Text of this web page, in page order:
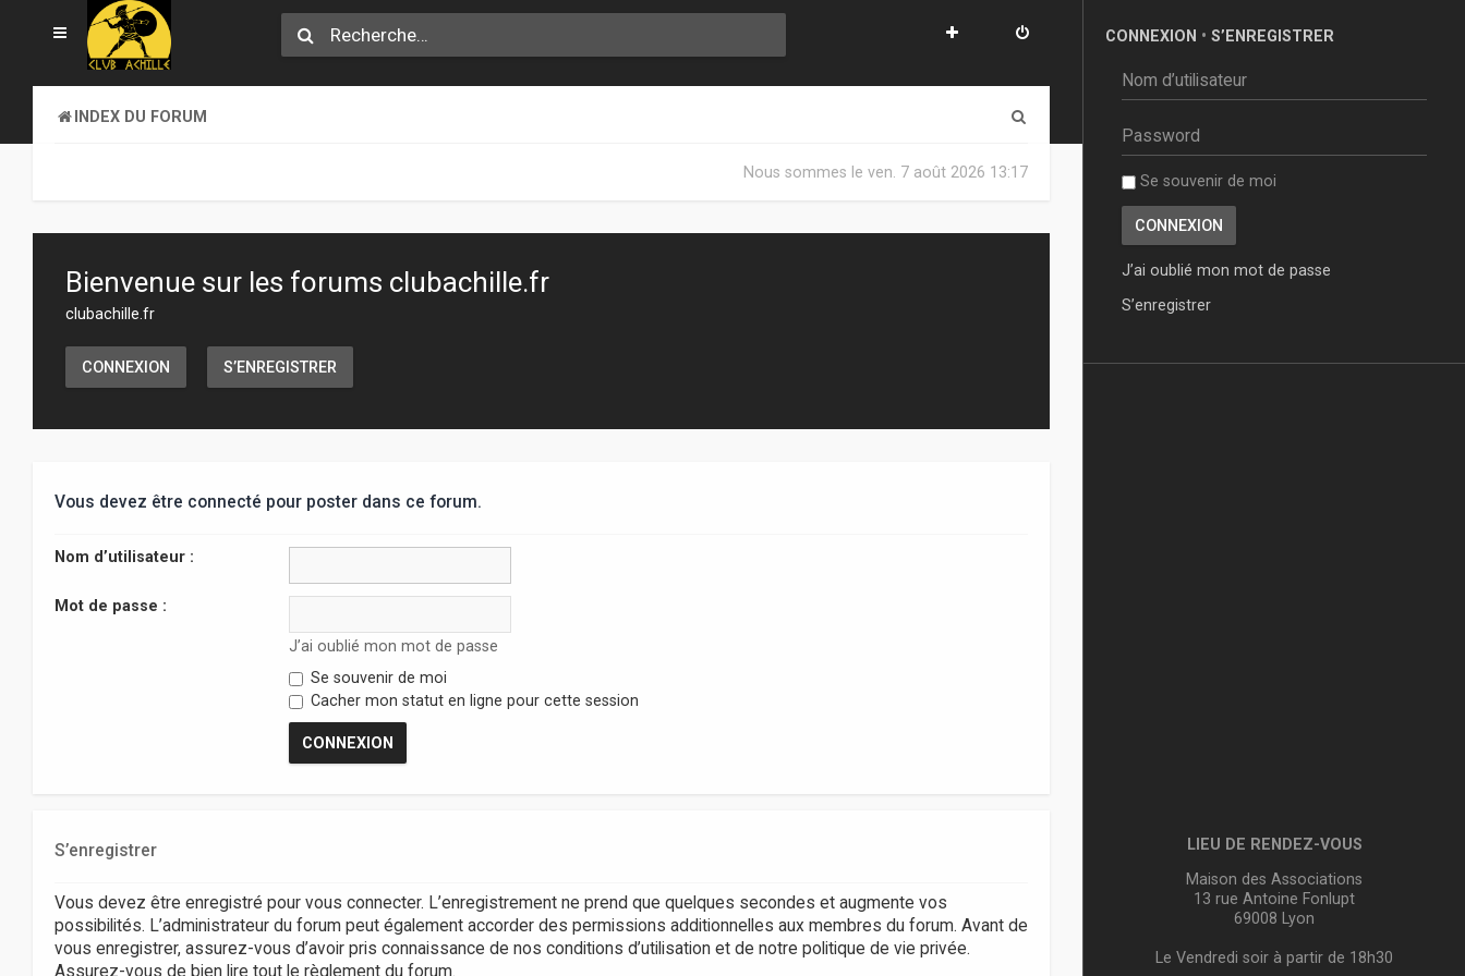
INDEX DU FORUM
Nous sommes le ven. 7 août 2026 13:17
Bienvenue sur les forums clubachille.fr
clubachille.fr
CONNEXION S’ENREGISTRER
Vous devez être connecté pour poster dans ce forum.
Nom d’utilisateur :
Mot de passe :
J’ai oublié mon mot de passe
Se souvenir de moi
Cacher mon statut en ligne pour cette session
S’enregistrer
Vous devez être enregistré pour vous connecter. L’enregistrement ne prend que quelques secondes et augmente vos
possibilités. L’administrateur du forum peut également accorder des permissions additionnelles aux membres du forum. Avant de
vous enregistrer, assurez-vous d’avoir pris connaissance de nos conditions d’utilisation et de notre politique de vie privée.
Assurez-vous de bien lire tout le règlement du forum.
CONNEXION • S’ENREGISTRER
Se souvenir de moi
J’ai oublié mon mot de passe
S’enregistrer
LIEU DE RENDEZ-VOUS
Maison des Associations
13 rue Antoine Fonlupt
69008 Lyon
Le Vendredi soir à partir de 18h30